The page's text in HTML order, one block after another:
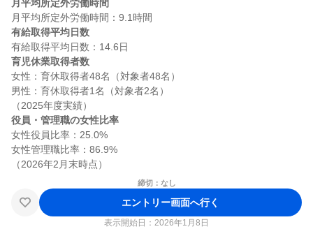
月平均所定外労働時間
有給取得平均日数
育児休業取得者数
女性：育休取得者48名（対象者48名）
男性：育休取得者1名（対象者2名）
役員・管理職の女性比率
女性役員比率：25.0%
女性管理職比率：86.9%
締切：なし
エントリー画面へ行く
表示開始日：2026年1月8日